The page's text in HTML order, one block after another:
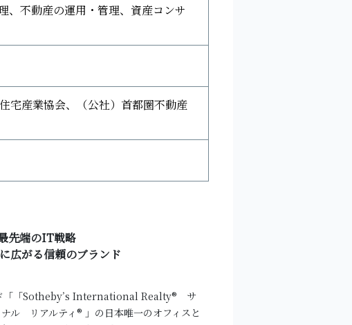
、不動産の運用・管理、資産コンサ
宅産業協会、（公社）首都圏不動産
先端のIT戦略
広がる信頼のブランド
「「Sotheby’s International Realty® サ
ル リアルティ® 」の日本唯一のオフィスと